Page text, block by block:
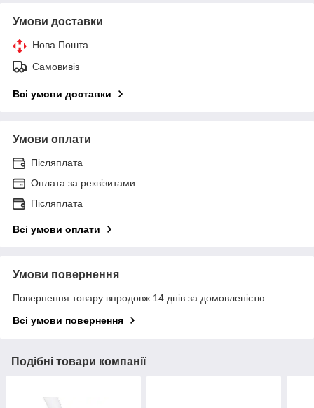
Умови доставки
Нова Пошта
Самовивіз
Всі умови доставки
Умови оплати
Післяплата
Оплата за реквізитами
Післяплата
Всі умови оплати
Умови повернення
Повернення товару впродовж 14 днів за домовленістю
Всі умови повернення
Подібні товари компанії